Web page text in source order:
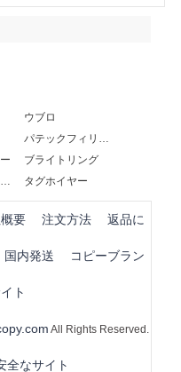
ウブロ
ブライトリング
タグホイヤー
要 注文方法 返品に
国内発送 コピーブラン
ト
All Rights Reserved.
全なサイト